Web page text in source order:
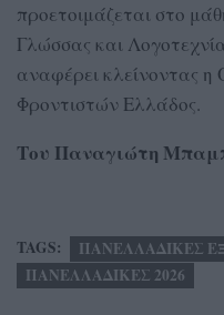
προετοιμάζεται στο
Γλώσσας και
αναφέρει κλείνοντας η
Φροντιστών Ελλάδος.
Του Παναγιώτη
TAGS:
ΠΑΝΕΛΛΑΔΙΚΕΣ
ΠΑΝΕΛΛΑΔΙΚΕΣ 2026